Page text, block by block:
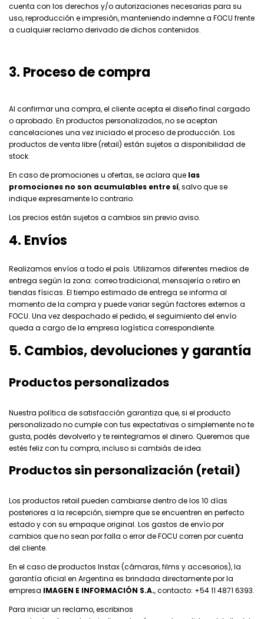
cuenta con los derechos y/o autorizaciones necesarias para su
uso, reproducción e impresión, manteniendo indemne a FOCU frente
a cualquier reclamo derivado de dichos contenidos.
3. Proceso de compra
Al confirmar una compra, el cliente acepta el diseño final cargado
o aprobado. En productos personalizados, no se aceptan
cancelaciones una vez iniciado el proceso de producción. Los
productos de venta libre (retail) están sujetos a disponibilidad de
stock.
En caso de promociones u ofertas, se aclara que las
promociones no son acumulables entre sí, salvo que se
indique expresamente lo contrario.
Los precios están sujetos a cambios sin previo aviso.
4. Envíos
Realizamos envíos a todo el país. Utilizamos diferentes medios de
entrega según la zona: correo tradicional, mensajería o retiro en
tiendas físicas. El tiempo estimado de entrega se informa al
momento de la compra y puede variar según factores externos a
FOCU. Una vez despachado el pedido, el seguimiento del envío
queda a cargo de la empresa logística correspondiente.
5. Cambios, devoluciones y garantía
Productos personalizados
Nuestra política de satisfacción garantiza que, si el producto
personalizado no cumple con tus expectativas o simplemente no te
gusta, podés devolverlo y te reintegramos el dinero. Queremos que
estés feliz con tu compra, incluso si cambiás de idea.
Productos sin personalización (retail)
Los productos retail pueden cambiarse dentro de los 10 días
posteriores a la recepción, siempre que se encuentren en perfecto
estado y con su empaque original. Los gastos de envío por
cambios que no sean por falla o error de FOCU corren por cuenta
del cliente.
En el caso de productos Instax (cámaras, films y accesorios), la
garantía oficial en Argentina es brindada directamente por la
empresa IMAGEN E INFORMACIÓN S.A., contacto: +54 11 4871 6393.
Para iniciar un reclamo, escribinos